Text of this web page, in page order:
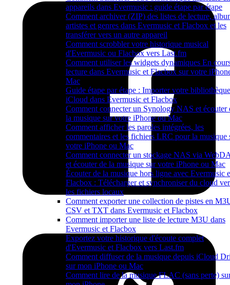
appareils dans Evermusic : guide étape par étape
Comment archiver (ZIP) des listes de lecture,
artistes et genres dans Evermusic et Flacbox et les
transférer vers un autre appareil
Comment scrobbler votre historique musical
d'Evermusic ou Flacbox vers Last.fm
Comment utiliser les widgets dynamiques En
lecture dans Evermusic et Flacbox sur votre
Mac
Guide étape par étape : Importer votre bibliothèque
iCloud dans Evermusic et Flacbox
Comment connecter un Synology NAS et écouter
la musique sur votre iPhone ou Mac
Comment afficher les paroles intégrées, les
commentaires et les fichiers LRC pour la musique
votre iPhone ou Mac
Comment connecter un stockage NAS via
et écouter de la musique sur votre iPhone ou Mac
Écouter de la musique hors ligne avec Evermusic
Flacbox : Télécharger et synchroniser du cloud
les fichiers locaux
Comment exporter une collection de pistes en
CSV et TXT dans Evermusic et Flacbox
Comment importer une liste de lecture M3U dans
Evermusic et Flacbox
Exportez votre historique d'écoute complet
d'Evermusic et Flacbox vers Last.fm
Comment diffuser de la musique depuis iCloud
sur mon iPhone ou Mac
Comment lire de la musique FLAC (sans perte)